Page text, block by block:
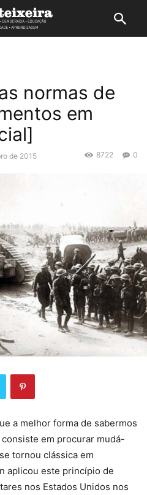
normas de
em
de 2015 0
8722
a melhor forma de sabermos
em procurar mudá-
tornou clássica em
aplicou este princípio de
nos Estados Unidos nos